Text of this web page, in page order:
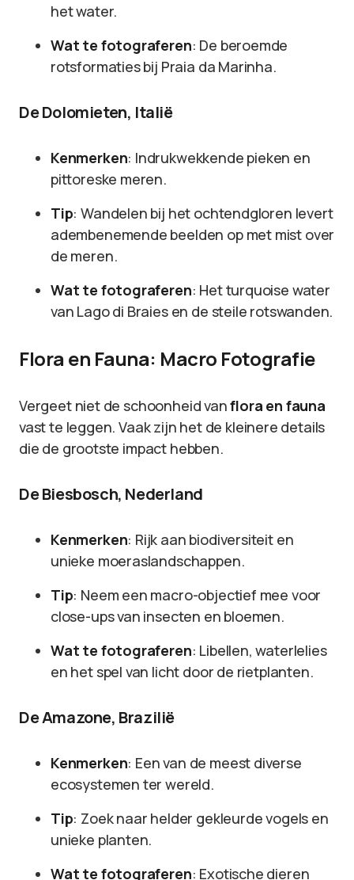
het water.
Wat te fotograferen: De beroemde
rotsformaties bij Praia da Marinha.
De Dolomieten, Italië
Kenmerken: Indrukwekkende pieken en
pittoreske meren.
Tip: Wandelen bij het ochtendgloren levert
adembenemende beelden op met mist over
de meren.
Wat te fotograferen: Het turquoise water
van Lago di Braies en de steile rotswanden.
Flora en Fauna: Macro Fotografie
Vergeet niet de schoonheid vanflora en fauna
vast te leggen. Vaak zijn het de kleinere details
die de grootste impact hebben.
De Biesbosch, Nederland
Kenmerken: Rijk aan biodiversiteit en
unieke moeraslandschappen.
Tip: Neem een macro-objectief mee voor
close-ups van insecten en bloemen.
Wat te fotograferen: Libellen, waterlelies
en het spel van licht door de rietplanten.
De Amazone, Brazilië
Kenmerken: Een van de meest diverse
ecosystemen ter wereld.
Tip: Zoek naar helder gekleurde vogels en
unieke planten.
Wat te fotograferen: Exotische dieren